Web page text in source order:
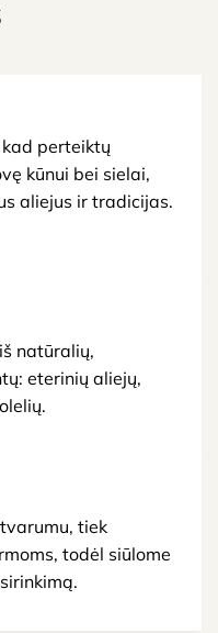
perteiktų
kūnui bei sielai,
aliejus ir tradicijas.
natūralių,
eterinių aliejų,
tiek
todėl siūlome